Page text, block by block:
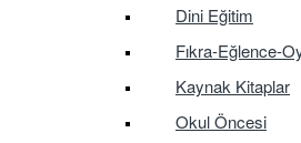
Dini Eğitim
Fıkra-Eğlence-
Kaynak Kitaplar
Okul Öncesi